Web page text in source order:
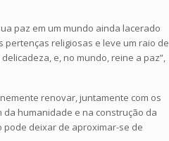
paz em um mundo ainda lacerado
pertenças religiosas e leve um raio de
e, no mundo, reine a paz”,
renovar, juntamente com os
humanidade e na construção da
pode deixar de aproximar-se de